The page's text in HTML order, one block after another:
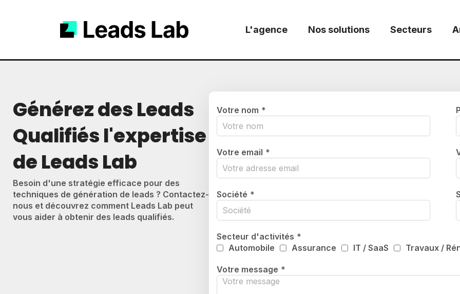
L'agence Nos solutions Secteurs
Générez des Leads
Qualifiés l'expertise
de Leads Lab
Besoin d'une stratégie efficace pour des
techniques de génération de leads ? Contactez-
nous et découvrez comment Leads Lab peut
vous aider à obtenir des leads qualifiés.
Votre nom *
Votre email *
Société *
Secteur d'activités *
Automobile
Assurance IT / SaaS Travaux /
Votre message *